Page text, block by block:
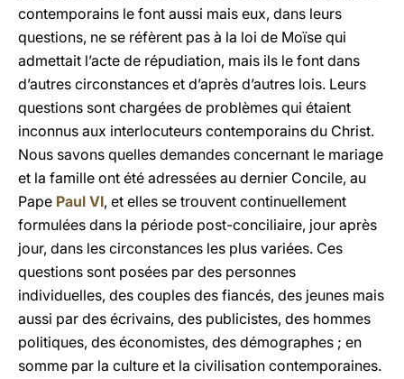
contemporains le font aussi mais eux, dans leurs
questions, ne se réfèrent pas à la loi de Moïse qui
admettait l’acte de répudiation, mais ils le font dans
d’autres circonstances et d’après d’autres lois. Leurs
questions sont chargées de problèmes qui étaient
inconnus aux interlocuteurs contemporains du Christ.
Nous savons quelles demandes concernant le mariage
et la famille ont été adressées au dernier Concile, au
Pape Paul VI, et elles se trouvent continuellement
formulées dans la période post-conciliaire, jour après
jour, dans les circonstances les plus variées. Ces
questions sont posées par des personnes
individuelles, des couples des fiancés, des jeunes mais
aussi par des écrivains, des publicistes, des hommes
politiques, des économistes, des démographes ; en
somme par la culture et la civilisation contemporaines.